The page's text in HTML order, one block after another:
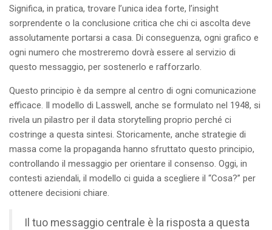
Significa, in pratica, trovare l’unica idea forte, l’insight
sorprendente o la conclusione critica che chi ci ascolta deve
assolutamente portarsi a casa. Di conseguenza, ogni grafico e
ogni numero che mostreremo dovrà essere al servizio di
questo messaggio, per sostenerlo e rafforzarlo.
Questo principio è da sempre al centro di ogni comunicazione
efficace. Il modello di Lasswell, anche se formulato nel 1948, si
rivela un pilastro per il data storytelling proprio perché ci
costringe a questa sintesi. Storicamente, anche strategie di
massa come la propaganda hanno sfruttato questo principio,
controllando il messaggio per orientare il consenso. Oggi, in
contesti aziendali, il modello ci guida a scegliere il “Cosa?” per
ottenere decisioni chiare.
Il tuo messaggio centrale è la risposta a questa